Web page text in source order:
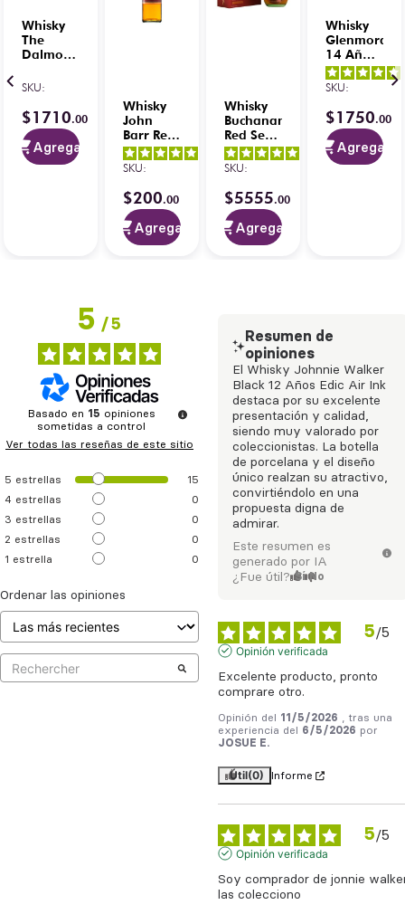
Whisky
The
Dalmore
Single
ml
SKU:
$1710.00
Agregar
Whisky
John
Barr Red
Label
Blended
750 ml
5/5-
opiniones
SKU:
$200.00
Agregar
Whisky
Buchanan’s
Red Seal
Blended
Scotch
de Lujo
750 ml
5/ 5-
SKU:
$5555.00
Agregar
Whisky
14 Años
Single
Malt
Ruban
750 ml
SKU:
$1750.00
Agregar
5/5
Basado en 15 opiniones
sometidas a control
Ver todas las reseñas de este sitio
5 estrellas
15
4 estrellas
0
3 estrellas
0
2 estrellas
0
1 estrella 0
Ordenar las opiniones
Resumen de
opiniones
El Whisky Johnnie Walker
Black 12 Años Edic Air Ink
destaca por su excelente
presentación y calidad,
siendo muy valorado por
coleccionistas. La botella
de porcelana y el diseño
único realzan su atractivo,
convirtiéndolo en una
propuesta digna de
admirar.
Este resumen es
generado por IA
¿Fue útil? Sí No
5/5
Opinión verificada
Excelente producto, pronto
comprare otro.
Opinión del 11/5/2026
, tras una
experiencia del
6/5/2026 por
JOSUE E.
Útil(0) Informe
5/5
Opinión verificada
Soy comprador de jonnie
las colecciono